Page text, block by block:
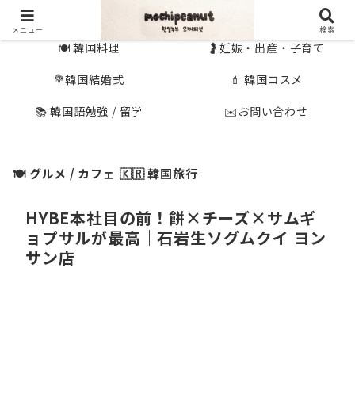
🍽 韓国料理
🤰妊娠・出産・子育て
💐韓国結婚式
💄 韓国コスメ
📚 韓国語勉強 / 留学
✉️お問い合わせ
🍽 グルメ / カフェ 🇰🇷 韓国旅行
HYBE本社目の前！餅×チーズ×サムギ
ョプサルが最高｜石岩生ソグムクイ ヨン
サン店
メニュー 検索